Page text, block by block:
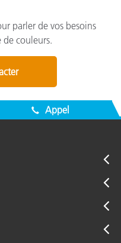
parler de vos besoins
de couleurs.
Appel